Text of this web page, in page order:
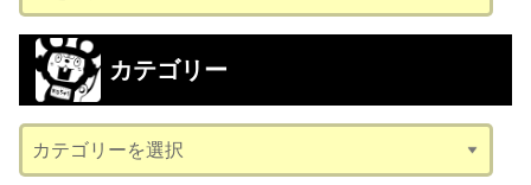
ー
カ
ブ
カテゴリー
テ